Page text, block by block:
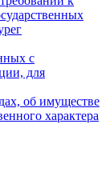
с
для
об имуществе
характера